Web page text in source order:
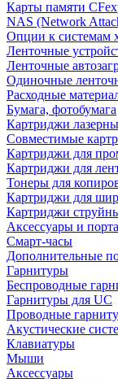
Карты памяти
NAS (Network
Опции к системам
Ленточные
Ленточные
Одиночные
Расходные
Бумага, фотобумага
Картриджи
Совместимые
Картриджи для
Картриджи для
Тонеры для
Картриджи для
Картриджи
Аксессуары и
Смарт-часы
Дополнительные
Гарнитуры
Беспроводные
Гарнитуры для UC
Проводные
Акустические
Клавиатуры
Мыши
Аксессуары